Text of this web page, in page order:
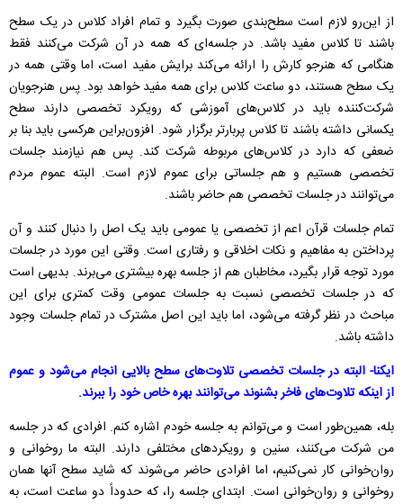
از این‌رو لازم است سطح‌بندی صورت بگیرد و تمام افراد کلاس در یک سطح
باشند تا کلاس مفید باشد. در جلسه‌ای که همه در آن شرکت می‌کنند فقط
هنگامی که هنرجو کارش را ارائه می‌کند برایش مفید است، اما وقتی همه در
یک سطح هستند، دو ساعت کلاس برای همه مفید خواهد بود. پس هنرجویان
شرکت‌کننده باید در کلاس‌های آموزشی که رویکرد تخصصی دارند سطح
یکسانی داشته باشند تا کلاس پربارتر برگزار شود. افزون‌براین هرکسی باید بنا بر
ضعفی که دارد در کلاس‌های مربوطه شرکت کند. پس هم نیازمند جلسات
تخصصی هستیم و هم جلساتی برای عموم لازم است. البته عموم مردم
می‌توانند در جلسات تخصصی هم حاضر باشند.
تمام جلسات قرآن اعم از تخصصی یا عمومی باید یک اصل را دنبال کنند و آن
پرداختن به مفاهیم و نکات اخلاقی و رفتاری است. وقتی این مورد در جلسات
مورد توجه قرار بگیرد، مخاطبان هم از جلسه بهره بیشتری می‌برند. بدیهی است
که در جلسات تخصصی نسبت به جلسات عمومی وقت کمتری برای این
مباحث در نظر گرفته می‌شود، اما باید این اصل مشترک در تمام جلسات وجود
داشته باشد.
ایکنا- البته در جلسات تخصصی تلاوت‌های سطح بالایی انجام می‌شود و عموم
از اینکه تلاوت‌های فاخر بشنوند می‌توانند بهره‌ خاص خود را ببرند.
بله، همین‌طور است و می‌توانم به جلسه خودم اشاره کنم. افرادی که در جلسه
من شرکت می‌کنند، سنین و رویکردهای مختلفی دارند. البته ما روخوانی و
روان‌خوانی کار نمی‌کنیم، اما افرادی حاضر می‌شوند که شاید سطح آنها همان
روخوانی و روان‌خوانی است. ابتدای جلسه را، که حدوداً دو ساعت است، به